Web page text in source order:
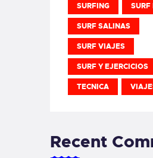
SURFING SURF
SURF SALINAS
SURF VIAJES
SURF Y EJERCICIOS
TECNICA
Recent